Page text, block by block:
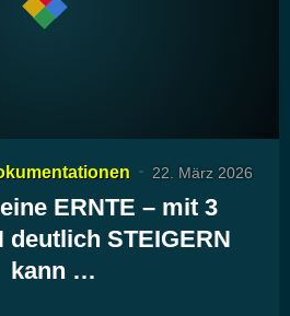
22. März 2026
ERNTE – mit 3
deutlich STEIGERN
kann …